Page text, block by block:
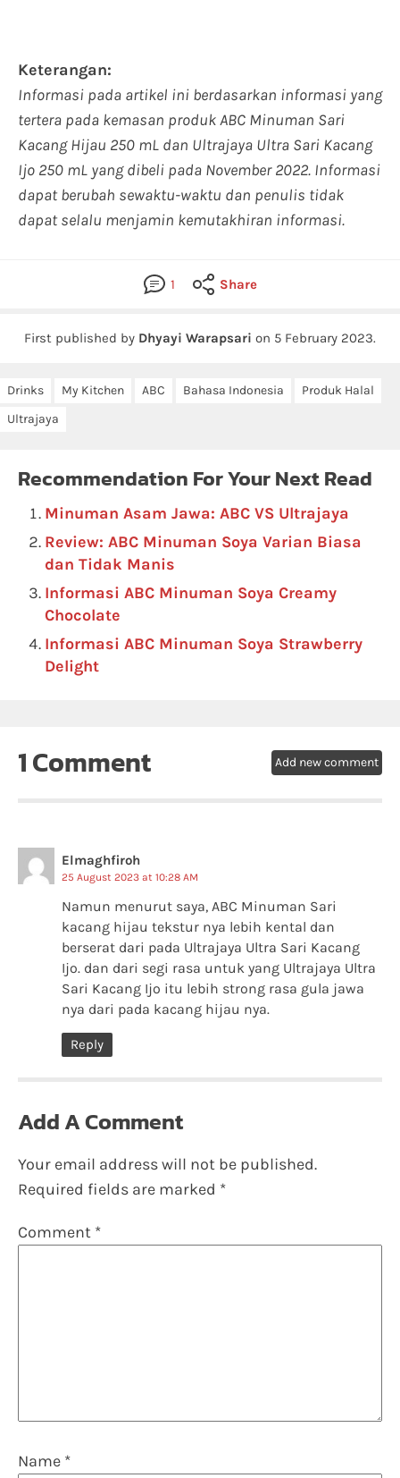
Keterangan:
Informasi pada artikel ini berdasarkan informasi yang
tertera pada kemasan produk ABC Minuman Sari
Kacang Hijau 250 mL dan Ultrajaya Ultra Sari Kacang
Ijo 250 mL yang dibeli pada November 2022. Informasi
dapat berubah sewaktu-waktu dan penulis tidak
dapat selalu menjamin kemutakhiran informasi.
1 Share
First published by Dhyayi Warapsari on 5 February 2023.
Drinks My Kitchen ABC Bahasa Indonesia
Produk Halal
Ultrajaya
Recommendation For Your Next Read
Minuman Asam Jawa: ABC VS Ultrajaya
Review: ABC Minuman Soya Varian Biasa
dan Tidak Manis
Informasi ABC Minuman Soya Creamy
Chocolate
Informasi ABC Minuman Soya Strawberry
Delight
1 Comment Add new comment
Elmaghfiroh
25 August 2023 at 10:28 AM
Namun menurut saya, ABC Minuman Sari
kacang hijau tekstur nya lebih kental dan
berserat dari pada Ultrajaya Ultra Sari Kacang
Ijo. dan dari segi rasa untuk yang Ultrajaya Ultra
Sari Kacang Ijo itu lebih strong rasa gula jawa
nya dari pada kacang hijau nya.
Reply
Add A Comment
Your email address will not be published.
Required fields are marked *
Comment *
Name *